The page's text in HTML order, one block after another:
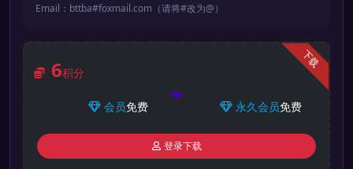
Email：bttba#foxmail.com（请将#改为@）
下载
6积分
会员免费 永久会员免费
登录下载